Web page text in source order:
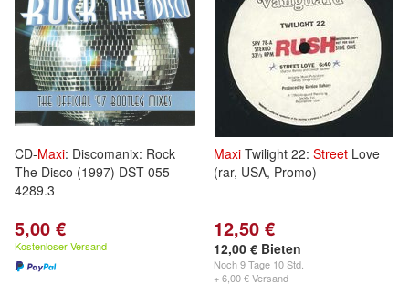
CD-Maxi: Discomanix: Rock
The Disco (1997) DST 055-
4289.3
5,00 €
Kostenloser Versand
Maxi Twilight 22: Street Love
(rar, USA, Promo)
12,50 €
12,00 € Bieten
Noch9 Tage 10 Std.
+ 6,00 € Versand